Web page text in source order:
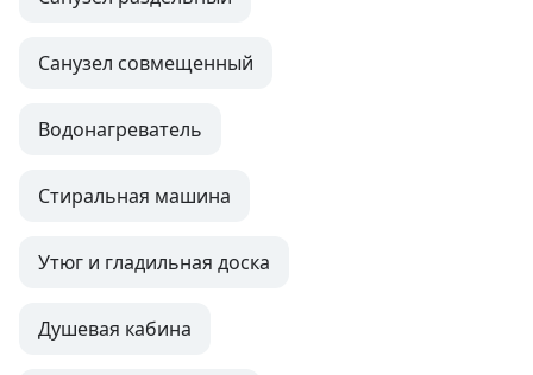
Санузел совмещенный
Водонагреватель
Стиральная машина
Утюг и гладильная доска
Душевая кабина